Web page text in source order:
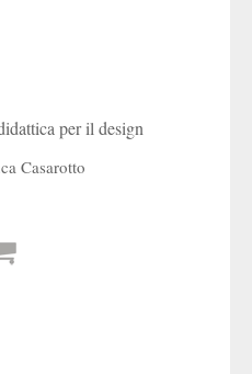
per il design
Casarotto